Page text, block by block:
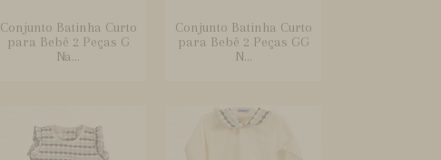
Conjunto Batinha Curto
para Bebê 2 Peças G
Na...
Conjunto Batinha Curto
para Bebê 2 Peças GG
N...